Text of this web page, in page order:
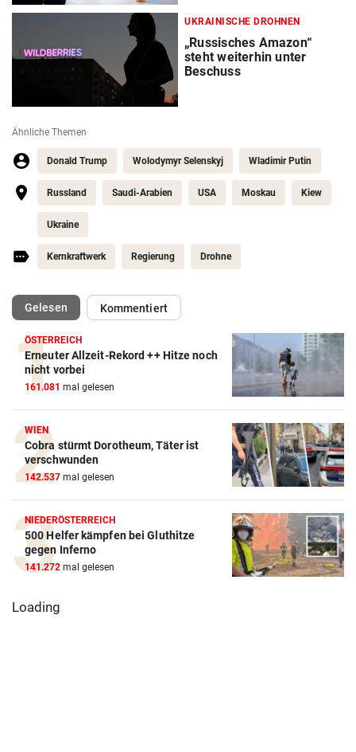
UKRAINISCHE DROHNEN
„Russisches Amazon“
steht weiterhin unter
Beschuss
Ähnliche Themen
Donald Trump Wolodymyr Selenskyj Wladimir Putin
Russland Saudi-Arabien USA Moskau Kiew
Ukraine
Kernkraftwerk Regierung Drohne
Gelesen(ausgewählt)Kommentiert
ÖSTERREICH
Erneuter Allzeit-Rekord ++ Hitze noch
nicht vorbei
161.081 mal gelesen
WIEN
Cobra stürmt Dorotheum, Täter ist
verschwunden
142.537 mal gelesen
NIEDERÖSTERREICH
500 Helfer kämpfen bei Gluthitze
gegen Inferno
141.272 mal gelesen